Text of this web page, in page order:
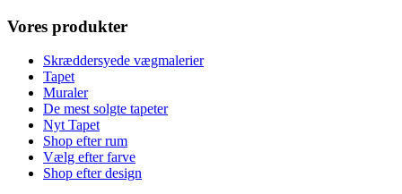
Vores produkter
Skræddersyede vægmalerier
Tapet
Muraler
De mest solgte tapeter
Nyt Tapet
Shop efter rum
Vælg efter farve
Shop efter design